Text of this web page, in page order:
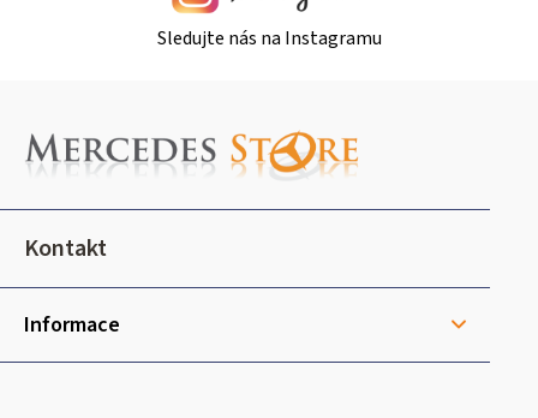
Sledujte nás na Instagramu
a
í
Kontakt
Informace